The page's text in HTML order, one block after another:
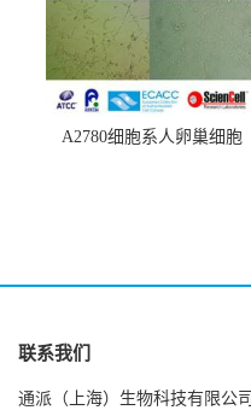
A2780细胞系人卵巢细胞
联系我们
通派（上海）生物科技有限公司